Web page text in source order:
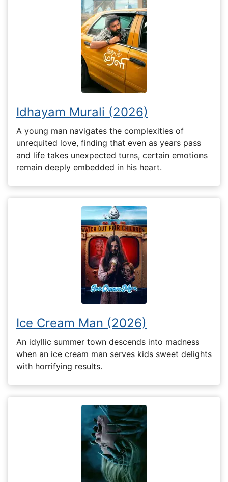
Idhayam Murali (2026)
A young man navigates the complexities of
unrequited love, finding that even as years pass
and life takes unexpected turns, certain emotions
remain deeply embedded in his heart.
Ice Cream Man (2026)
An idyllic summer town descends into madness
when an ice cream man serves kids sweet delights
with horrifying results.